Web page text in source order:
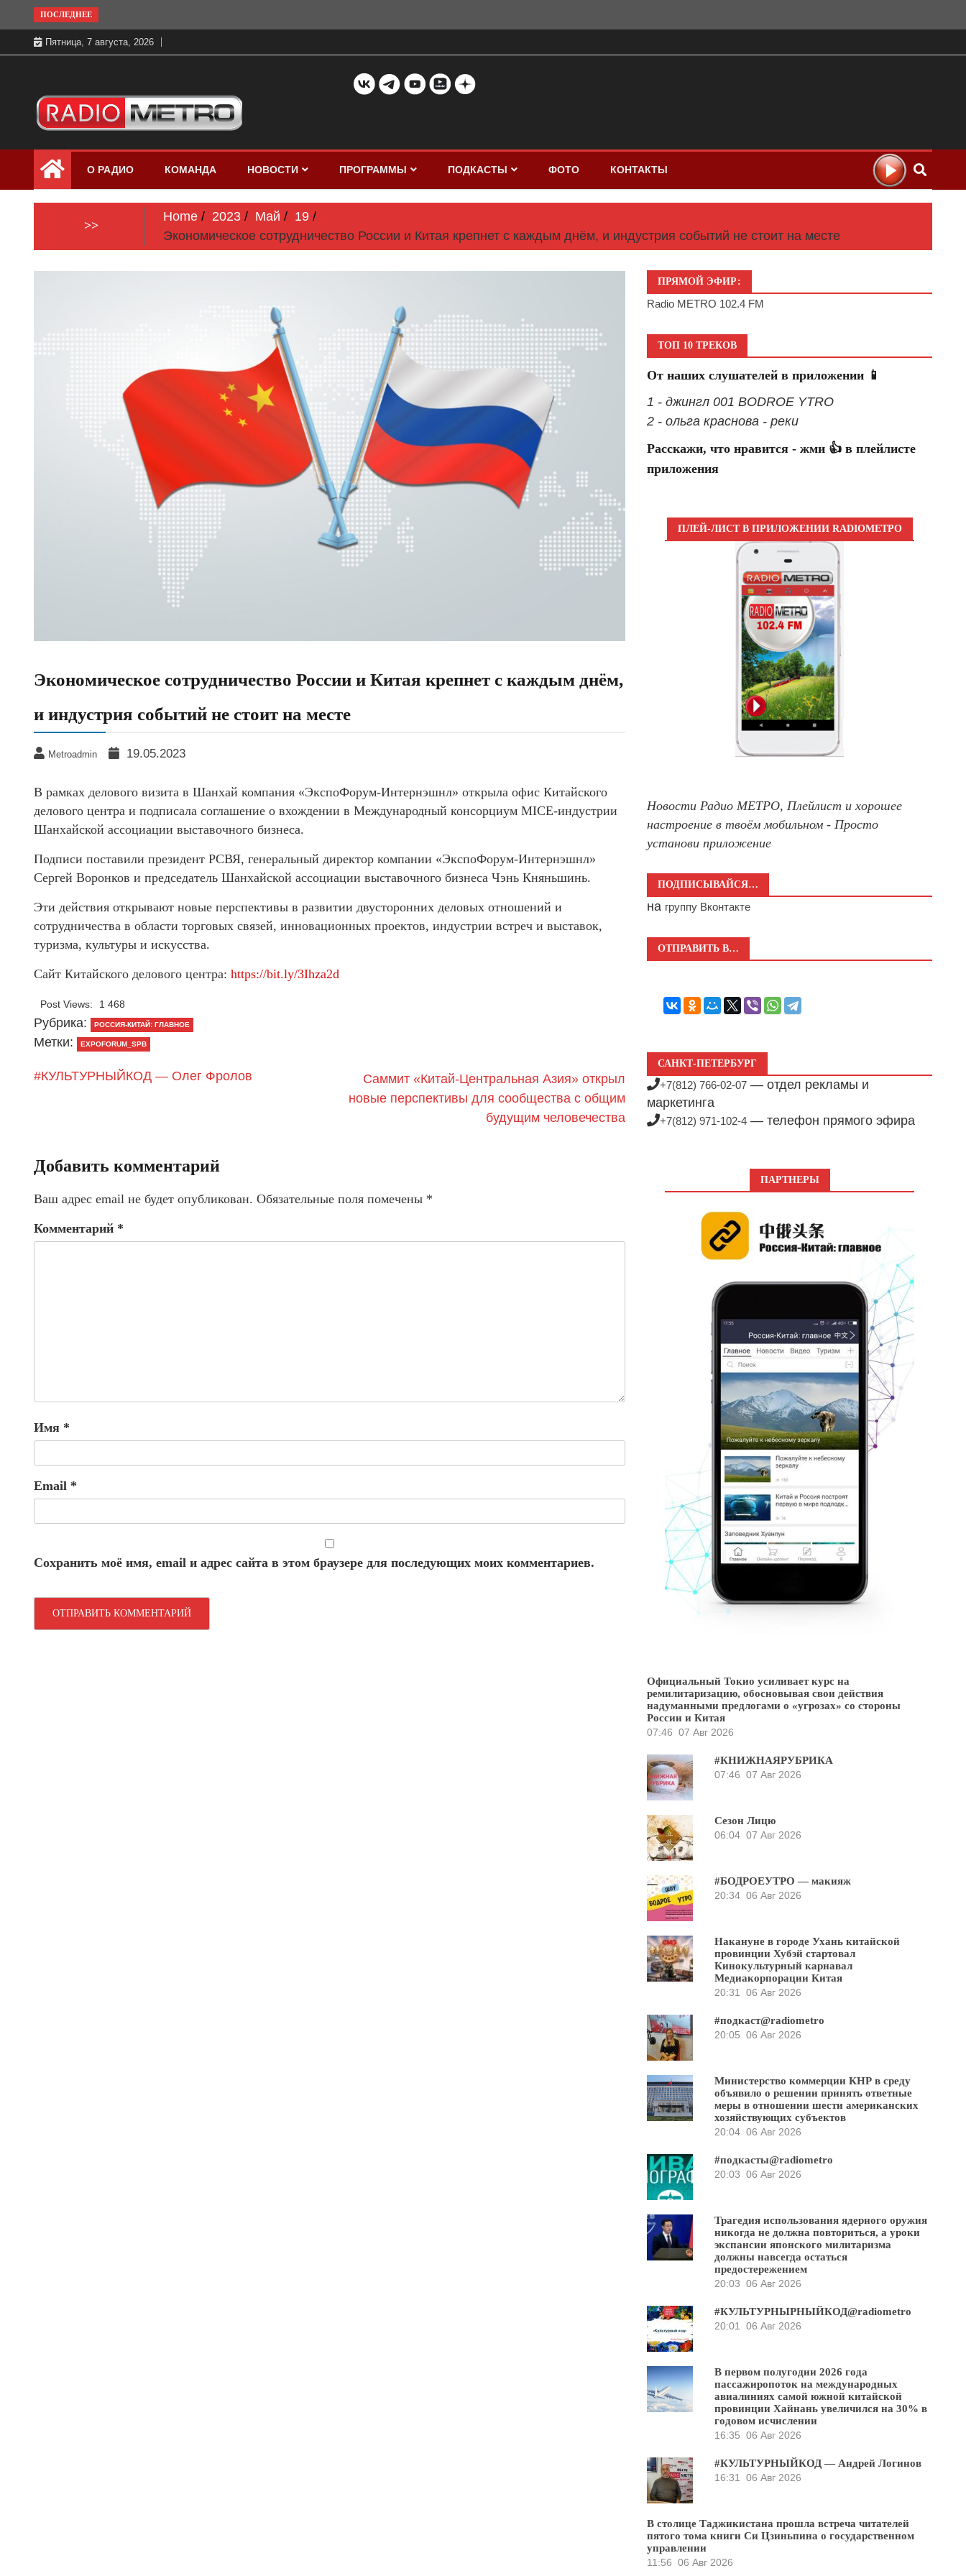
to
content
ПОСЛЕДНЕЕ
Пятница, 7 августа, 2026
Радио МЕТРО
бесплатно в хорошем качестве Санкт-
Петербург и Россия
О РАДИО КОМАНДА НОВОСТИ ПРОГРАММЫ ПОДКАСТЫ ФОТО КОНТАКТЫ
>>
Home 2023 Май
19
Экономическое сотрудничество России и Китая крепнет с каждым днём, и индустрия событий не стоит на месте
Экономическое сотрудничество России и Китая крепнет с каждым днём,
и индустрия событий не стоит на месте
Metroadmin 19.05.2023
В рамках делового визита в Шанхай компания «ЭкспоФорум-Интернэшнл» открыла офис Китайского
делового центра и подписала соглашение о вхождении в Международный консорциум MICE-индустрии
Шанхайской ассоциации выставочного бизнеса.
Подписи поставили президент РСВЯ, генеральный директор компании «ЭкспоФорум-Интернэшнл»
Сергей Воронков и председатель Шанхайской ассоциации выставочного бизнеса Чэнь Княньшинь.
Эти действия открывают новые перспективы в развитии двусторонних деловых отношений и
сотрудничества в области торговых связей, инновационных проектов, индустрии встреч и выставок,
туризма, культуры и искусства.
Сайт Китайского делового центра: https://bit.ly/3Ihza2d
Post Views: 1 468
Рубрика: РОССИЯ-КИТАЙ: ГЛАВНОЕ
Метки: EXPOFORUM_SPB
#КУЛЬТУРНЫЙКОД — Олег Фролов
Саммит «Китай-Центральная Азия» открыл
новые перспективы для сообщества с общим
будущим человечества
Добавить комментарий
Ваш адрес email не будет опубликован. Обязательные поля помечены *
Комментарий *
Имя *
Email *
Сохранить моё имя, email и адрес сайта в этом браузере для последующих моих комментариев.
ПРЯМОЙ ЭФИР:
Radio METRO 102.4 FM
ТОП 10 ТРЕКОВ
От наших слушателей в приложении 📱
1 - джингл 001 BODROE YTRO
2 - ольга краснова - реки
Расскажи, что нравится - жми 👍 в плейлисте
приложения
ПЛЕЙ-ЛИСТ В ПРИЛОЖЕНИИ RADIOМЕТРО
Новости Радио МЕТРО, Плейлист и хорошее
настроение в твоём мобильном - Просто
установи приложение
ПОДПИСЫВАЙСЯ…
на группу Вконтакте
ОТПРАВИТЬ В…
САНКТ-ПЕТЕРБУРГ
+7(812) 766-02-07 — отдел рекламы и
маркетинга
+7(812) 971-102-4 — телефон прямого эфира
ПАРТНЕРЫ
Официальный Токио усиливает курс на
ремилитаризацию, обосновывая свои действия
надуманными предлогами о «угрозах» со стороны
России и Китая
07:46 07 Авг 2026
#КНИЖНАЯРУБРИКА
07:46 07 Авг 2026
Сезон Лицю
06:04 07 Авг 2026
#БОДРОЕУТРО — макияж
20:34 06 Авг 2026
Накануне в городе Ухань китайской
провинции Хубэй стартовал
Кинокультурный карнавал
Медиакорпорации Китая
20:31
06 Авг 2026
#подкаст@radiometro
20:05 06 Авг 2026
Министерство коммерции КНР в среду
объявило о решении принять ответные
меры в отношении шести американских
хозяйствующих субъектов
20:04 06 Авг 2026
#подкасты@radiometro
20:03 06 Авг 2026
Трагедия использования ядерного оружия
никогда не должна повториться, а уроки
экспансии японского милитаризма
должны навсегда остаться
предостережением
20:03 06 Авг 2026
#КУЛЬТУРНЫРНЫЙКОД@radiometro
20:01
06 Авг 2026
В первом полугодии 2026 года
пассажиропоток на международных
авиалиниях самой южной китайской
провинции Хайнань увеличился на 30% в
годовом исчислении
16:35 06 Авг 2026
#КУЛЬТУРНЫЙКОД — Андрей Логинов
16:31
06 Авг 2026
В столице Таджикистана прошла встреча читателей
пятого тома книги Си Цзиньпина о государственном
управлении
11:56 06 Авг 2026